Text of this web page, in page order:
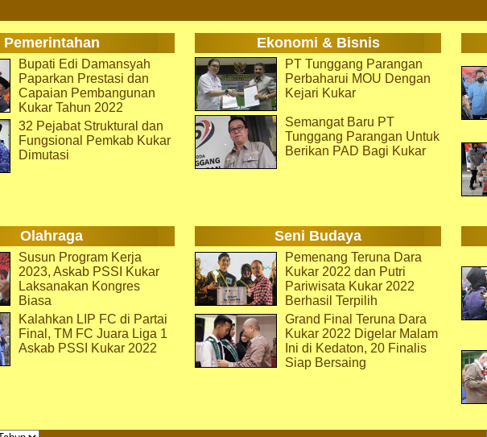
Pemerintahan Ekonomi & Bisnis
Bupati Edi Damansyah
Paparkan Prestasi dan
Capaian Pembangunan
Kukar Tahun 2022
32 Pejabat Struktural dan
Fungsional Pemkab Kukar
Dimutasi
PT Tunggang Parangan
Perbaharui MOU Dengan
Kejari Kukar
Semangat Baru PT
Tunggang Parangan Untuk
Berikan PAD Bagi Kukar
Olahraga Seni Budaya
Susun Program Kerja
2023, Askab PSSI Kukar
Laksanakan Kongres
Biasa
Kalahkan LIP FC di Partai
Final, TM FC Juara Liga 1
Askab PSSI Kukar 2022
Pemenang Teruna Dara
Kukar 2022 dan Putri
Pariwisata Kukar 2022
Berhasil Terpilih
Grand Final Teruna Dara
Kukar 2022 Digelar Malam
Ini di Kedaton, 20 Finalis
Siap Bersaing